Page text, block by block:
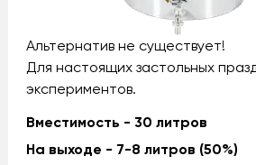
Альтернатив не существует!
Для настоящих застольных
экспериментов.
Вместимость - 30 литров
На выходе - 7-8 литров (50%)